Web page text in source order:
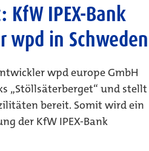
IPEX-Bank
in Schweden
wpd europe GmbH
„Stöllsäterberget“ und stellt
bereit. Somit wird ein
der KfW IPEX-Bank